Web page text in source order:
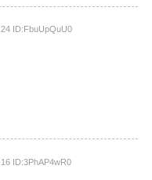
ID:FbuUpQuU0
ID:3PhAP4wR0